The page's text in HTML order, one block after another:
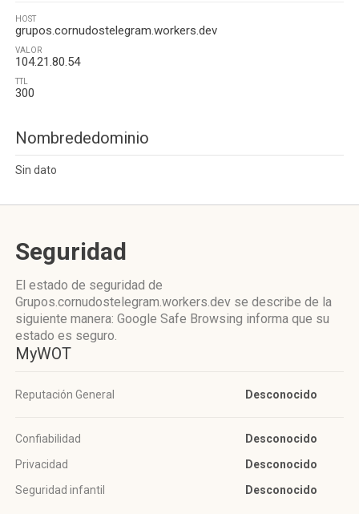
HOST
grupos.cornudostelegram.workers.dev
VALOR
104.21.80.54
TTL
300
Nombrededominio
Sin dato
Seguridad
El estado de seguridad de
Grupos.cornudostelegram.workers.dev se describe de la
siguiente manera: Google Safe Browsing informa que su
estado es seguro.
MyWOT
Reputación General Desconocido
Confiabilidad
Desconocido
Privacidad
Desconocido
Seguridad infantil
Desconocido